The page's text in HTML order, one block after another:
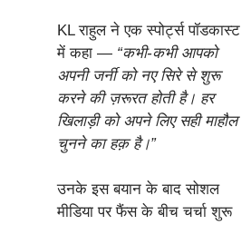
KL राहुल ने एक स्पोर्ट्स पॉडकास्ट
में कहा — “कभी-कभी आपको
अपनी जर्नी को नए सिरे से शुरू
करने की ज़रूरत होती है। हर
खिलाड़ी को अपने लिए सही माहौल
चुनने का हक़ है।”
उनके इस बयान के बाद सोशल
मीडिया पर फैंस के बीच चर्चा शुरू